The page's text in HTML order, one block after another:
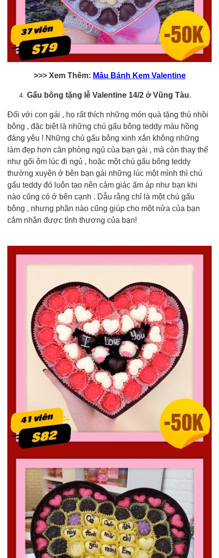
>>> Xem Thêm: Mâu Bánh Kem Valentine
Gấu bông tặng lễ Valentine 14/2 ở Vũng Tàu.
Đối với con gái , họ rất thích những món quà tặng thú nhồi
bông , đặc biệt là những chú gấu bông teddy màu hồng
đáng yêu ! Những chú gấu bông xinh xắn không những
làm đẹp hơn căn phòng ngủ của bạn gái , mà còn thay thế
như gối ôm lúc đi ngủ , hoặc một chú gấu bông teddy
thường xuyên ở bên bạn gái những lúc một mình thì chú
gấu teddy đó luôn tạo nên cảm giác ấm áp như bạn khi
nào cũng có ở bên cạnh . Dẫu rằng chỉ là một chú gấu
bông , nhưng phần nào cũng giúp cho một nửa của bạn
cảm nhận được tình thương của bạn!